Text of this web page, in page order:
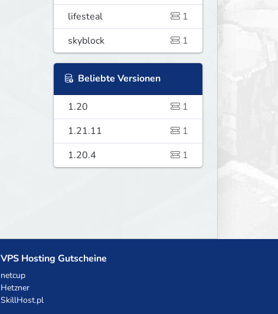
lifesteal
1
skyblock
1
Beliebte Versionen
1.20
1
1.21.11
1
1.20.4
1
VPS Hosting Gutscheine
netcup
Hetzner
SkillHost.pl